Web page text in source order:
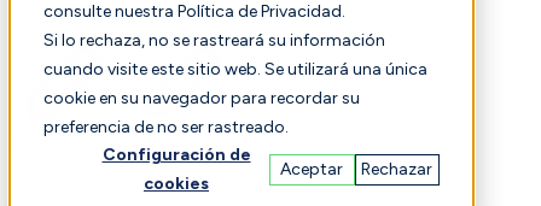
consulte nuestra Política de Privacidad.
Si lo rechaza, no se rastreará su información
cuando visite este sitio web. Se utilizará una única
cookie en su navegador para recordar su
preferencia de no ser rastreado.
Configuración de
cookies
Aceptar Rechazar
Finanzas Actuación